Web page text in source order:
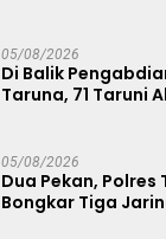
05/08/2026
Di Balik
Taruna, 71 Taruni
05/08/2026
Dua Pekan, Polres
Bongkar Tiga